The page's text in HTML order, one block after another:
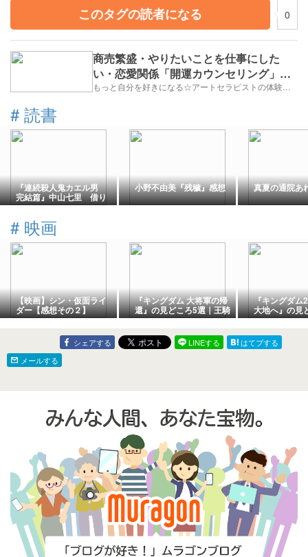
このタグの読者になる
0
商売繁盛・やりたいことを仕事にした
い・恋愛関係「開運カウンセリング」イ
ベント出展
# 読書
『連続殺人鬼カエル男
完結篇』中山七里 借り
てきました＊夢＊
小野不由美『残穢』感想 真夏の通院あ
# 映画
【映画】シン・仮面ライ
ダー【感想その２】
『キングダム 大将軍の帰
還』の見どころ5選｜王騎
と継承を整理
『キングダム
大地へ』の見
初陣と伍の連
シェアする LINEする
はてブする
メールする